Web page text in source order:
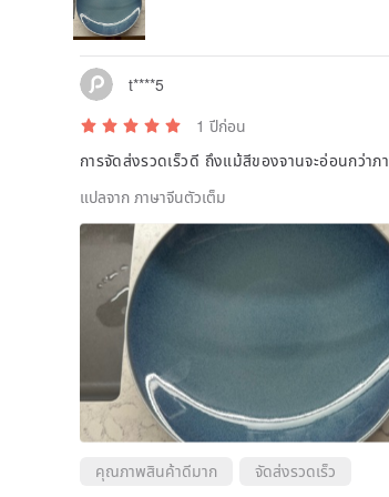
t****5
1 ปีก่อน
การจัดส่งรวดเร็วดี ถึงแม้สีของจานจะอ่อนกว่า
แปลจาก ภาษาจีนตัวเต็ม
คุณภาพสินค้าดีมาก จัดส่งรวดเร็ว